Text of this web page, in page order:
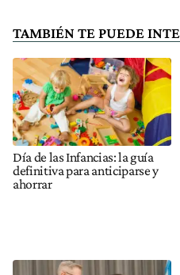
TAMBIÉN TE PUEDE
Día de las Infancias: la guía
definitiva para anticiparse y
ahorrar